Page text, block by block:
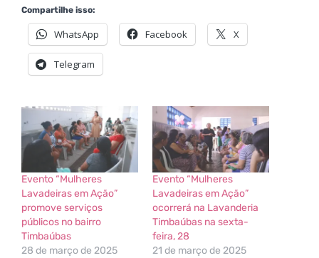
Compartilhe isso:
WhatsApp Facebook X
Telegram
Evento “Mulheres
Lavadeiras em Ação”
promove serviços
públicos no bairro
Timbaúbas
28 de março de 2025
Evento “Mulheres
Lavadeiras em Ação”
ocorrerá na Lavanderia
Timbaúbas na sexta-
feira, 28
21 de março de 2025